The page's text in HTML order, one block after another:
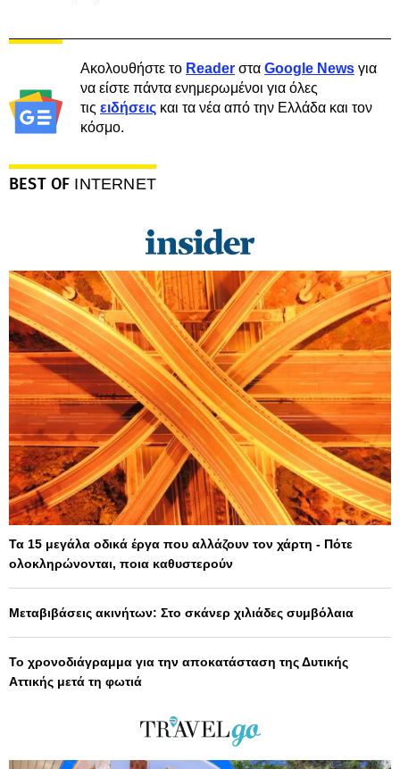
Ακολουθήστε το Reader στα Google News για
να είστε πάντα ενημερωμένοι για όλες
τις ειδήσεις και τα νέα από την Ελλάδα και τον
κόσμο.
BEST OF INTERNET
Τα 15 μεγάλα οδικά έργα που αλλάζουν τον χάρτη - Πότε
ολοκληρώνονται, ποια καθυστερούν
Μεταβιβάσεις ακινήτων: Στο σκάνερ χιλιάδες συμβόλαια
Το χρονοδιάγραμμα για την αποκατάσταση της Δυτικής
Αττικής μετά τη φωτιά